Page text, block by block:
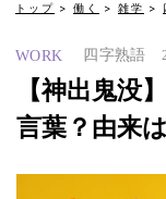
トップ 働く 雑学
WORK 四字熟語
【神出鬼没
言葉？由来